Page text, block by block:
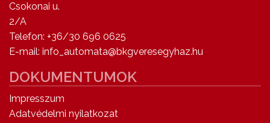
Csokonai u.
2/A
Telefon: +36/30 696 0625
E-mail: info_automata@bkgveresegyhaz.hu
DOKUMENTUMOK
Impresszum
Adatvédelmi nyilatkozat